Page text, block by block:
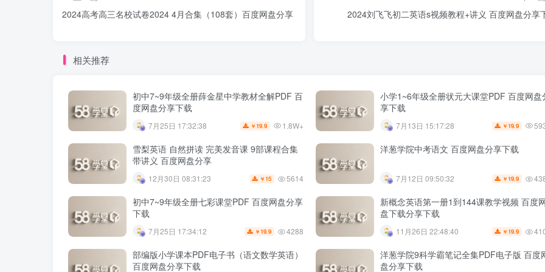
2024高考高三名校试卷2024 4月合集（108套）百度网盘分享
2024刘飞飞初二英语s视频教程+讲义 百度网盘分享
相关推荐
初中7~9年级全册薛金星中学教材全解PDF 百
度网盘分享下载
7月25日 17:32:38 ￥ 19.9 1.8W+
小学1~6年级全册状元大课堂PDF 百度网盘
享下载
7月13日 15:17:28 ￥ 19.9
雪梨英语 自然拼读 完美发音课 9部课程合集
带讲义 百度网盘分享
12月30日 08:31:23 ￥ 15 5614
洋葱学院中考语文 百度网盘分享下载
7月12日 09:50:32 ￥ 19.9
初中7~9年级全册七彩课堂PDF 百度网盘分享
下载
7月25日 17:34:12 ￥ 19.9 4288
新概念英语第一册1到144课教学视频 百度
盘下载分享下载
11月26日 22:48:40 ￥ 19.9
部编版小学课本PDF电子书（语文数学英语）
百度网盘分享下载
洋葱学院9科学霸笔记全集PDF电子版 百度
盘分享下载